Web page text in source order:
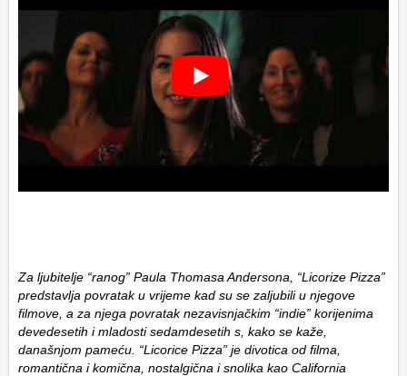
Za ljubitelje “ranog” Paula Thomasa Andersona, “Licorize Pizza”
predstavlja povratak u vrijeme kad su se zaljubili u njegove
filmove, a za njega povratak nezavisnjačkim “indie” korijenima
devedesetih i mladosti sedamdesetih s, kako se kaže,
današnjom pameću. “Licorice Pizza” je divotica od filma,
romantična i komična, nostalgična i snolika kao California